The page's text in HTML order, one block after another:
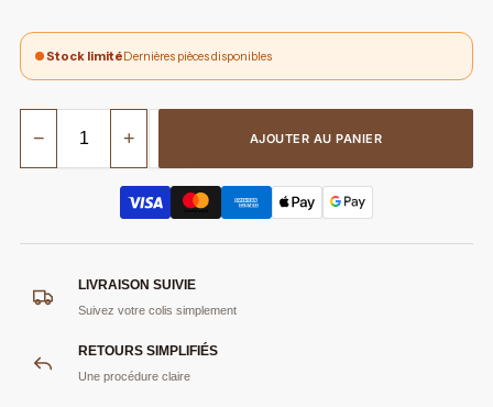
Stock limitéDernières pièces disponibles
− + AJOUTER AU PANIER
LIVRAISON SUIVIE
Suivez votre colis simplement
RETOURS SIMPLIFIÉS
Une procédure claire